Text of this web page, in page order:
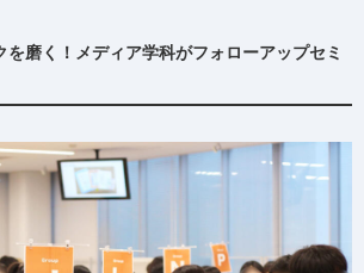
を磨く！メディア学科がフォローアップセミ